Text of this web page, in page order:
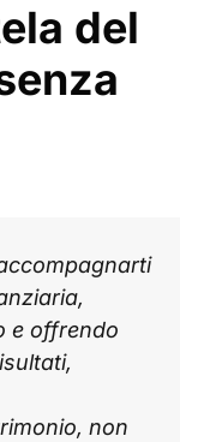
del
e offrendo
non